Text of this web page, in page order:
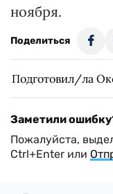
ноября.
Поделиться
Подготовил/ла
Заметили
Пожалуйста,
Ctrl+Enter или